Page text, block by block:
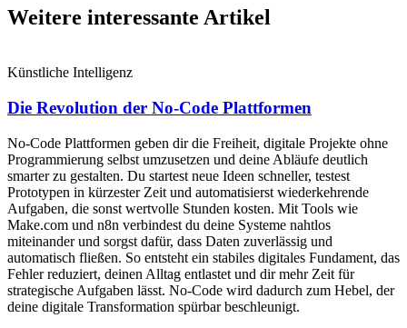
Weitere interessante Artikel
Künstliche Intelligenz
Die Revolution der No-Code Plattformen
No-Code Plattformen geben dir die Freiheit, digitale Projekte ohne
Programmierung selbst umzusetzen und deine Abläufe deutlich
smarter zu gestalten. Du startest neue Ideen schneller, testest
Prototypen in kürzester Zeit und automatisierst wiederkehrende
Aufgaben, die sonst wertvolle Stunden kosten. Mit Tools wie
Make.com und n8n verbindest du deine Systeme nahtlos
miteinander und sorgst dafür, dass Daten zuverlässig und
automatisch fließen. So entsteht ein stabiles digitales Fundament, das
Fehler reduziert, deinen Alltag entlastet und dir mehr Zeit für
strategische Aufgaben lässt. No-Code wird dadurch zum Hebel, der
deine digitale Transformation spürbar beschleunigt.